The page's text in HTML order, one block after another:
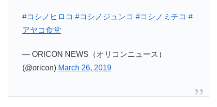
#コシノヒロコ #コシノジュンコ #コシノミチコ #
アヤコ食堂
— ORICON NEWS（オリコンニュース）
(@oricon) March 26, 2019